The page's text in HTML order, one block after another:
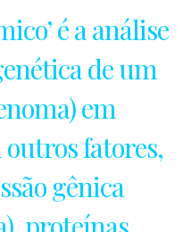
é a análise
de um
em
fatores,
gênica